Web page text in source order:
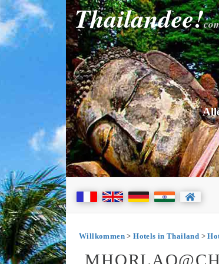
Thailandee!
Willkommen>Hotels in Thailand >